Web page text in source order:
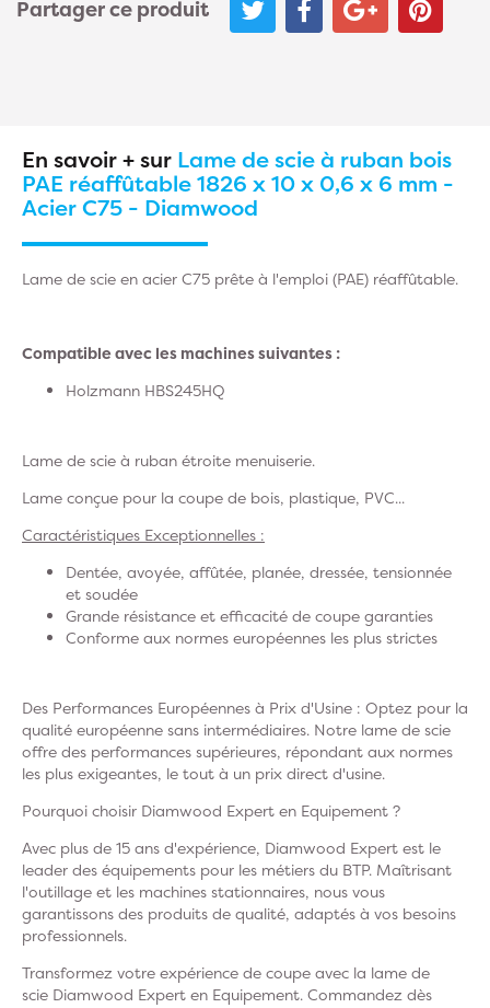
Partager ce produit
En savoir + sur Lame de scie à ruban bois
PAE réaffûtable 1826 x 10 x 0,6 x 6 mm -
Acier C75 - Diamwood
Lame de scie en acier C75 prête à l'emploi (PAE) réaffûtable.
Compatible avec les machines suivantes :
Holzmann HBS245HQ
Lame de scie à ruban étroite menuiserie.
Lame conçue pour la coupe de bois, plastique, PVC...
Caractéristiques Exceptionnelles :
Dentée, avoyée, affûtée, planée, dressée, tensionnée
et soudée
Grande résistance et efficacité de coupe garanties
Conforme aux normes européennes les plus strictes
Des Performances Européennes à Prix d'Usine : Optez pour la
qualité européenne sans intermédiaires. Notre lame de scie
offre des performances supérieures, répondant aux normes
les plus exigeantes, le tout à un prix direct d'usine.
Pourquoi choisir Diamwood Expert en Equipement ?
Avec plus de 15 ans d'expérience, Diamwood Expert est le
leader des équipements pour les métiers du BTP. Maîtrisant
l'outillage et les machines stationnaires, nous vous
garantissons des produits de qualité, adaptés à vos besoins
professionnels.
Transformez votre expérience de coupe avec la lame de
scie Diamwood Expert en Equipement. Commandez dès